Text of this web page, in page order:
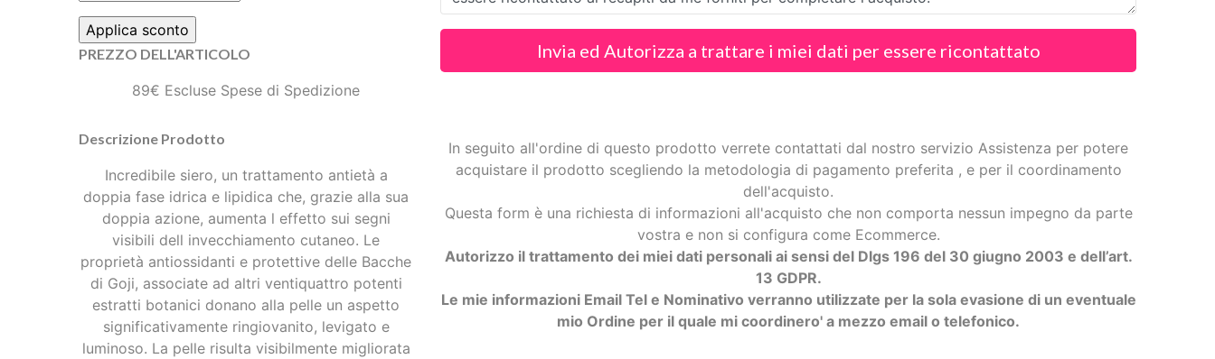
PREZZO DELL'ARTICOLO
89€ Escluse Spese di Spedizione
Descrizione Prodotto
Incredibile siero, un trattamento antietà a
doppia fase idrica e lipidica che, grazie alla sua
doppia azione, aumenta l effetto sui segni
visibili dell invecchiamento cutaneo. Le
proprietà antiossidanti e protettive delle Bacche
di Goji, associate ad altri ventiquattro potenti
estratti botanici donano alla pelle un aspetto
significativamente ringiovanito, levigato e
luminoso. La pelle risulta visibilmente migliorata
Invia ed Autorizza a trattare i miei dati per essere ricontattato
In seguito all'ordine di questo prodotto verrete contattati dal nostro servizio Assistenza per potere
acquistare il prodotto scegliendo la metodologia di pagamento preferita , e per il coordinamento
dell'acquisto.
Questa form è una richiesta di informazioni all'acquisto che non comporta nessun impegno da parte
vostra e non si configura come Ecommerce.
Autorizzo il trattamento dei miei dati personali ai sensi del Dlgs 196 del 30 giugno 2003 e dell’art.
13 GDPR.
Le mie informazioni Email Tel e Nominativo verranno utilizzate per la sola evasione di un eventuale
mio Ordine per il quale mi coordinero' a mezzo email o telefonico.